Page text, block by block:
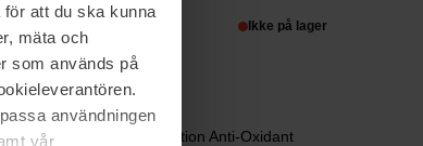
att du ska kunna
mäta och
som används på
användningen
vår
Ordinær pris 1 852 kr
Ikke på lager
Estée Lauder
DayWear Multi-Protection Anti-Oxidant